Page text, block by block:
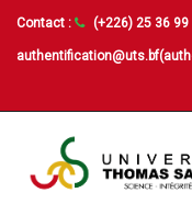
Contact : (+226) 25 36